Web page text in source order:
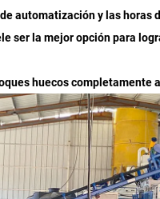
automatización y las horas
ser la mejor opción para
huecos completamente